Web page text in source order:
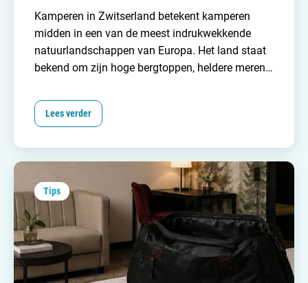
Kamperen in Zwitserland betekent kamperen
midden in een van de meest indrukwekkende
natuurlandschappen van Europa. Het land staat
bekend om zijn hoge bergtoppen, heldere meren
geweldige plek om te kamperen! Of je nu kiest
voor een camping aan een meer, in een bergdal
Lees verder
Tips